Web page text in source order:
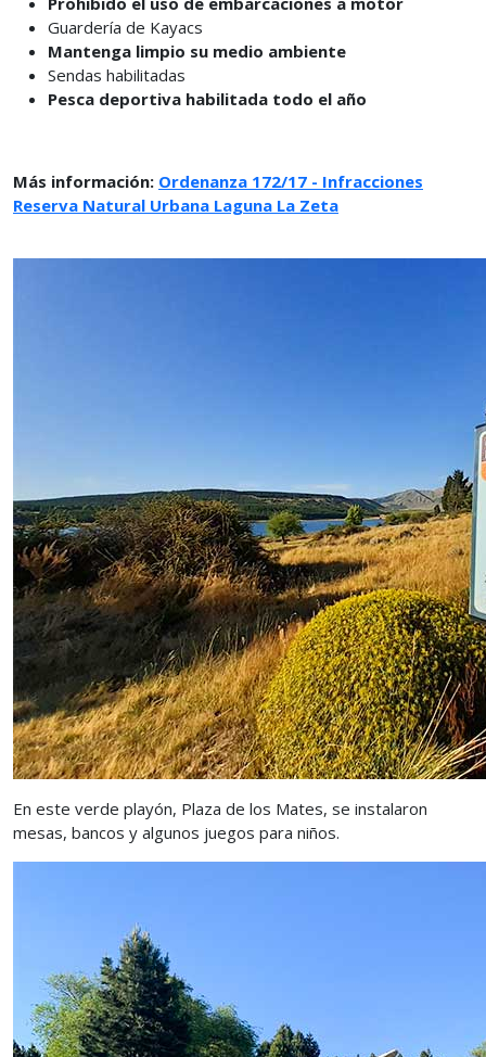
Guardería de Kayacs
Mantenga limpio su medio ambiente
Sendas habilitadas
Pesca deportiva habilitada todo el año
Más información: Ordenanza 172/17 - Infracciones
Reserva Natural Urbana Laguna La Zeta
En este verde playón, Plaza de los Mates, se instalaron
mesas, bancos y algunos juegos para niños.